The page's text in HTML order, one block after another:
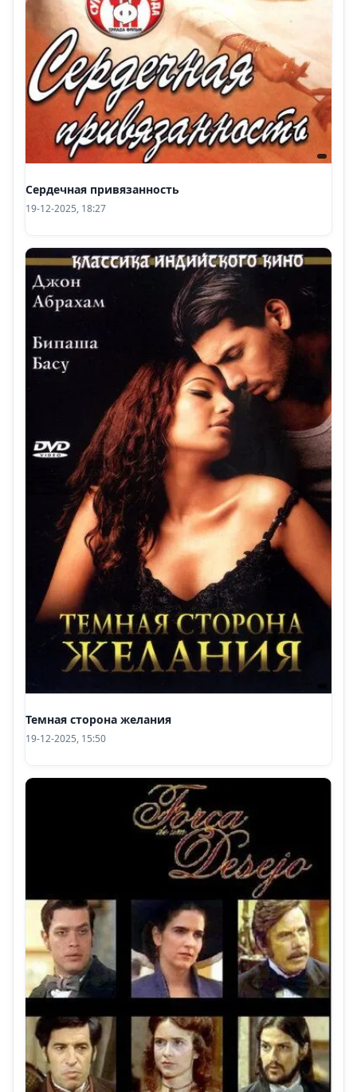
Сердечная привязанность
19-12-2025, 18:27
Темная сторона желания
19-12-2025, 15:50